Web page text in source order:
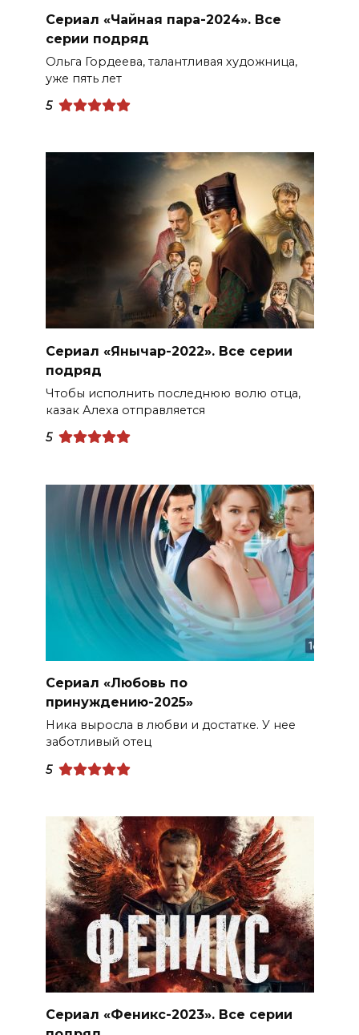
Сериал «Чайная пара-2024». Все
серии подряд
Ольга Гордеева, талантливая художница,
уже пять лет
5
Сериал «Янычар-2022». Все серии
подряд
Чтобы исполнить последнюю волю отца,
казак Алеха отправляется
5
Сериал «Любовь по
принуждению-2025»
Ника выросла в любви и достатке. У нее
заботливый отец
5
Сериал «Феникс-2023». Все серии